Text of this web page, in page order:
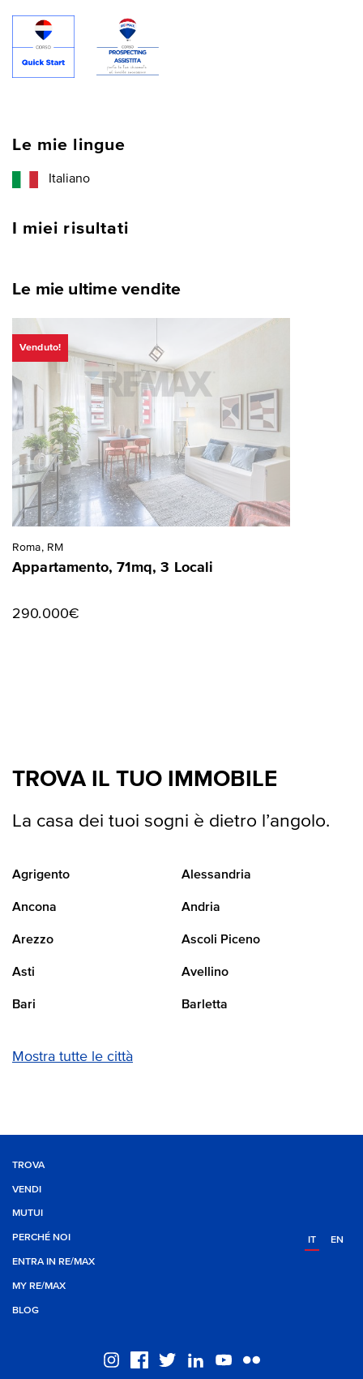
Le mie lingue
Italiano
I miei risultati
Le mie ultime vendite
Venduto!
Roma, RM
Appartamento, 71mq, 3 Locali
290.000€
TROVA IL TUO IMMOBILE
La casa dei tuoi sogni è dietro l’angolo.
Agrigento Alessandria
Ancona Andria
Arezzo Ascoli Piceno
Asti Avellino
Bari Barletta
Mostra tutte le città
TROVA
VENDI
MUTUI
PERCHÉ NOI
ENTRA IN RE/MAX
MY RE/MAX
BLOG
IT EN